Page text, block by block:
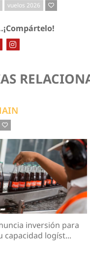
vuelos 2026
inversión para
capacidad logíst...